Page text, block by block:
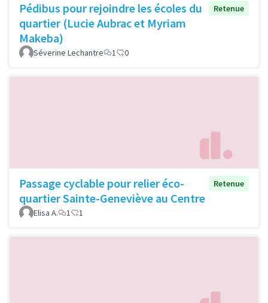
Pédibus pour rejoindre les écoles du
quartier (Lucie Aubrac et Myriam
Makeba)
Retenue
Séverine Lechantre 1 0
Passage cyclable pour relier éco-
quartier Sainte-Geneviève au Centre
Retenue
Elisa A. 1 1